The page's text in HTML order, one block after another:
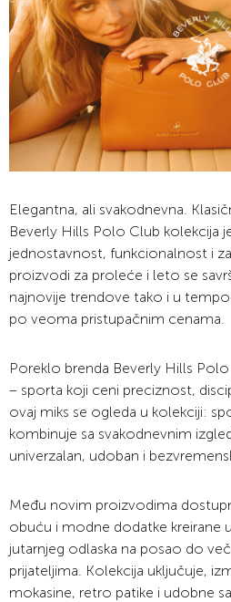
Elegantna, ali svakodnevna.
Beverly Hills Polo Club kolekcija
jednostavnost, funkcionalnost i
proizvodi za proleće i leto se
najnovije trendove tako i u
po veoma pristupačnim cenama.
Poreklo brenda Beverly Hills
– sporta koji ceni preciznost,
ovaj miks se ogleda u kolekciji:
kombinuje sa svakodnevnim
univerzalan, udoban i
Među novim proizvodima
obuću i modne dodatke kreirane
jutarnjeg odlaska na posao do
prijateljima. Kolekcija uključuje,
mokasine, retro patike i udobne